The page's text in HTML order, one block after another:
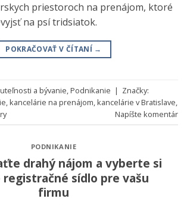
priestoroch na prenájom, ktoré
na psí tridsiatok.
POKRAČOVAŤ V ČÍTANÍ →
a bývanie,Podnikanie | Značky:
,kancelárie na prenájom,kancelárie v Bratislave,
Napíšte komentár
PODNIKANIE
drahý nájom a vyberte si
sídlo pre vašu
firmu